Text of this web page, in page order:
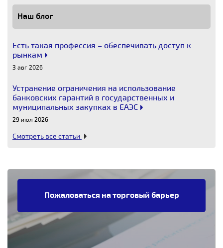
Наш блог
Есть такая профессия – обеспечивать доступ к
рынкам
3 авг 2026
Устранение ограничения на использование
банковских гарантий в государственных и
муниципальных закупках в ЕАЭС
29 июл 2026
Смотреть все статьи
Пожаловаться на торговый барьер